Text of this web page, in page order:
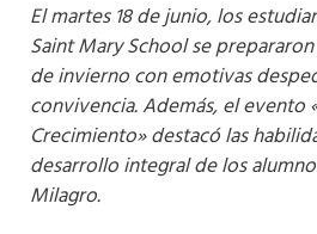
El martes 18 de junio, los
Saint Mary School se
de invierno con emotivas
convivencia. Además, el evento
Crecimiento» destacó las
desarrollo integral de los
Milagro.